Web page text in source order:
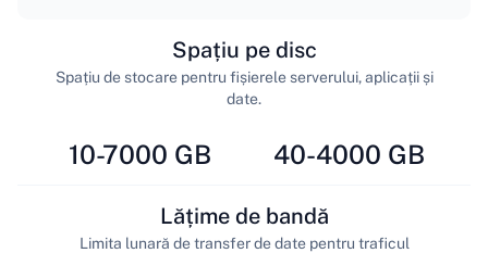
10-7000 GB
Spațiu pe disc
Spațiu de stocare pentru fișierele serverului, aplicații și
date.
40-4000 GB
Lățime de bandă
Limita lunară de transfer de date pentru traficul